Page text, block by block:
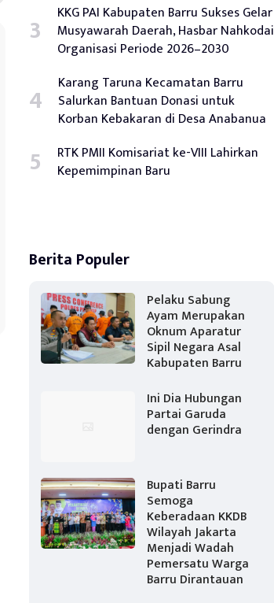
KKG PAI Kabupaten Barru Sukses Gelar
Musyawarah Daerah, Hasbar Nahkodai
Organisasi Periode 2026–2030
Karang Taruna Kecamatan Barru
Salurkan Bantuan Donasi untuk
Korban Kebakaran di Desa Anabanua
RTK PMII Komisariat ke-VIII Lahirkan
Kepemimpinan Baru
Berita Populer
Pelaku Sabung
Ayam Merupakan
Oknum Aparatur
Sipil Negara Asal
Kabupaten Barru
Ini Dia Hubungan
Partai Garuda
dengan Gerindra
Bupati Barru
Semoga
Keberadaan KKDB
Wilayah Jakarta
Menjadi Wadah
Pemersatu Warga
Barru Dirantauan